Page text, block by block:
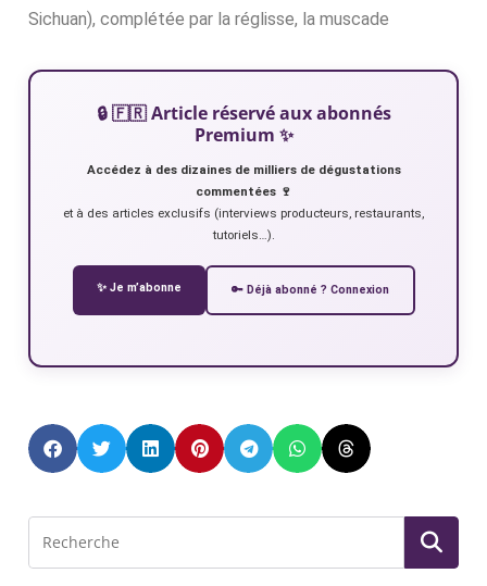
Sichuan), complétée par la réglisse, la muscade
🔒 🇫🇷 Article réservé aux abonnés
Premium ✨
Accédez à des dizaines de milliers de dégustations
commentées 🍷
et à des articles exclusifs (interviews producteurs, restaurants,
tutoriels…).
✨ Je m’abonne 🔑 Déjà abonné ? Connexion